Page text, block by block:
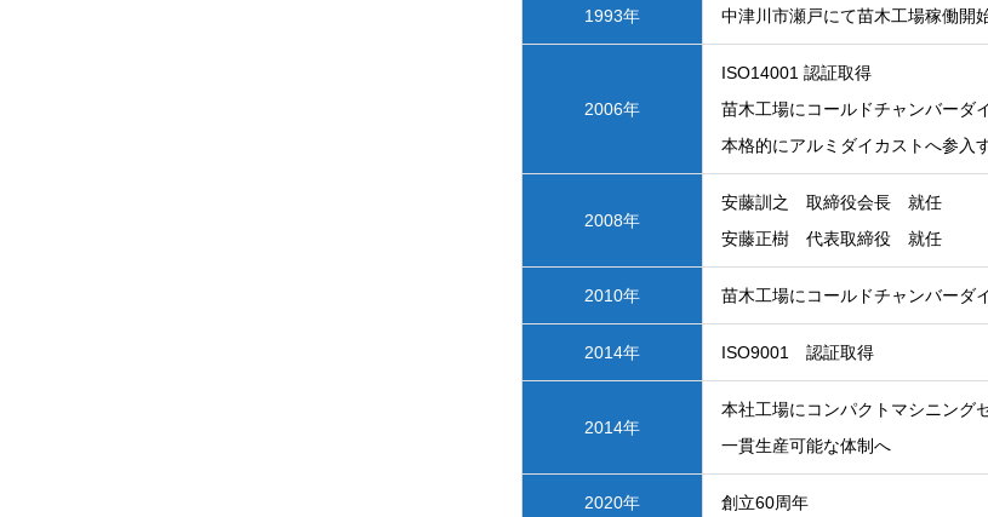
1993年 中津川市瀬戸にて苗木工場稼働開
2006年
ISO14001 認証取得
苗木工場にコールドチャンバーダ
本格的にアルミダイカストへ参入
2008年
安藤訓之 取締役会長 就任
安藤正樹 代表取締役 就任
2010年 苗木工場にコールドチャンバーダ
2014年 ISO9001 認証取得
2014年
本社工場にコンパクトマシニング
一貫生産可能な体制へ
2020年 創立60周年